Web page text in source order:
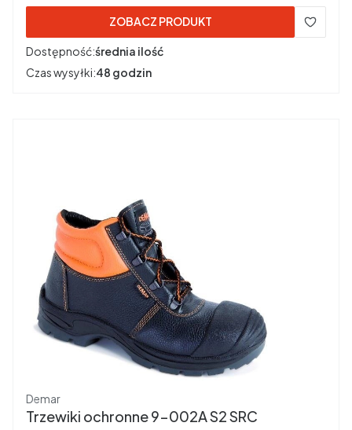
ZOBACZ PRODUKT
Dostępność:średnia ilość
Czas wysyłki:48 godzin
Producent
Demar
Trzewiki ochronne 9-002A S2 SRC